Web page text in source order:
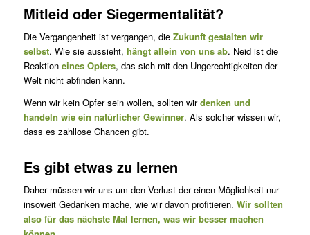
Mitleid oder Siegermentalität?
Die Vergangenheit ist vergangen, die Zukunft gestalten wir
selbst. Wie sie aussieht, hängt allein von uns ab. Neid ist die
Reaktion eines Opfers, das sich mit den Ungerechtigkeiten der
Welt nicht abfinden kann.
Wenn wir kein Opfer sein wollen, sollten wirdenken und
handeln wie ein natürlicher Gewinner. Als solcher wissen wir,
dass es zahllose Chancen gibt.
Es gibt etwas zu lernen
Daher müssen wir uns um den Verlust der einen Möglichkeit nur
inso­weit Gedanken mache, wie wir davon profitieren. Wir sollten
also für das nächste Mal lernen, was wir besser machen